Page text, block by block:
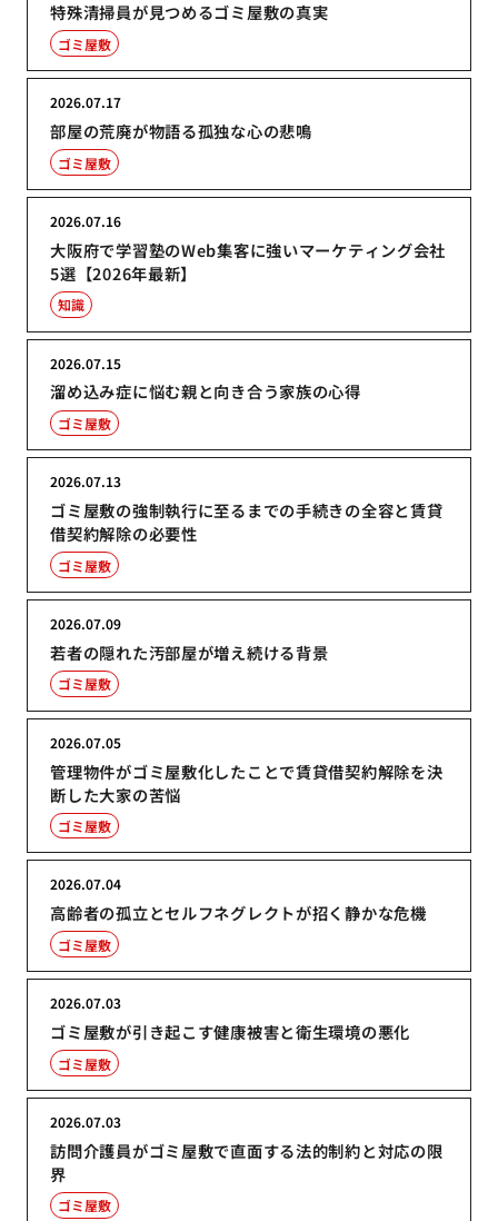
特殊清掃員が見つめるゴミ屋敷の真実
ゴミ屋敷
部屋の荒廃が物語る孤独な心の悲鳴
2026.07.17
ゴミ屋敷
大阪府で学習塾のWeb集客に強いマーケティング会社
5選【2026年最新】
2026.07.16
知識
溜め込み症に悩む親と向き合う家族の心得
2026.07.15
ゴミ屋敷
ゴミ屋敷の強制執行に至るまでの手続きの全容と賃貸
借契約解除の必要性
2026.07.13
ゴミ屋敷
若者の隠れた汚部屋が増え続ける背景
2026.07.09
ゴミ屋敷
管理物件がゴミ屋敷化したことで賃貸借契約解除を決
断した大家の苦悩
2026.07.05
ゴミ屋敷
高齢者の孤立とセルフネグレクトが招く静かな危機
2026.07.04
ゴミ屋敷
ゴミ屋敷が引き起こす健康被害と衛生環境の悪化
2026.07.03
ゴミ屋敷
訪問介護員がゴミ屋敷で直面する法的制約と対応の限
界
2026.07.03
ゴミ屋敷